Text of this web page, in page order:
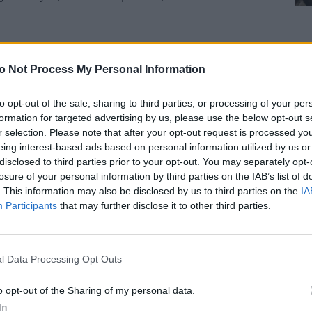
Not Process My Personal Information
opt-out of the sale, sharing to third parties, or processing of your
for targeted advertising by us, please use the below opt-out
selection. Please note that after your opt-out request is processed
interest-based ads based on personal information utilized by us
to third parties prior to your opt-out. You may separately
of your personal information by third parties on the IAB’s list of
This information may also be disclosed by us to third parties on the
Participants that may further disclose it to other third parties.
Data Processing Opt Outs
opt-out of the Sharing of my personal data.
a chrześcijanie mogli z czystym sumieniem
powodu do obrony” – wyjaśnił
w konfliktach z słusznych powodów o
tylko brak wojny i przemocy. Jest on określony
który zaczyna się w sercu i stamtąd może
Duszpasterska Wojska zapraszają do udziału w
wNiemczech. Nawiązuje ona do
obchodzi 1 stycznia.